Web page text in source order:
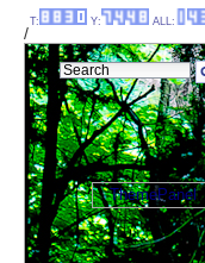
/
T: Y: ALL:
ThemePanel